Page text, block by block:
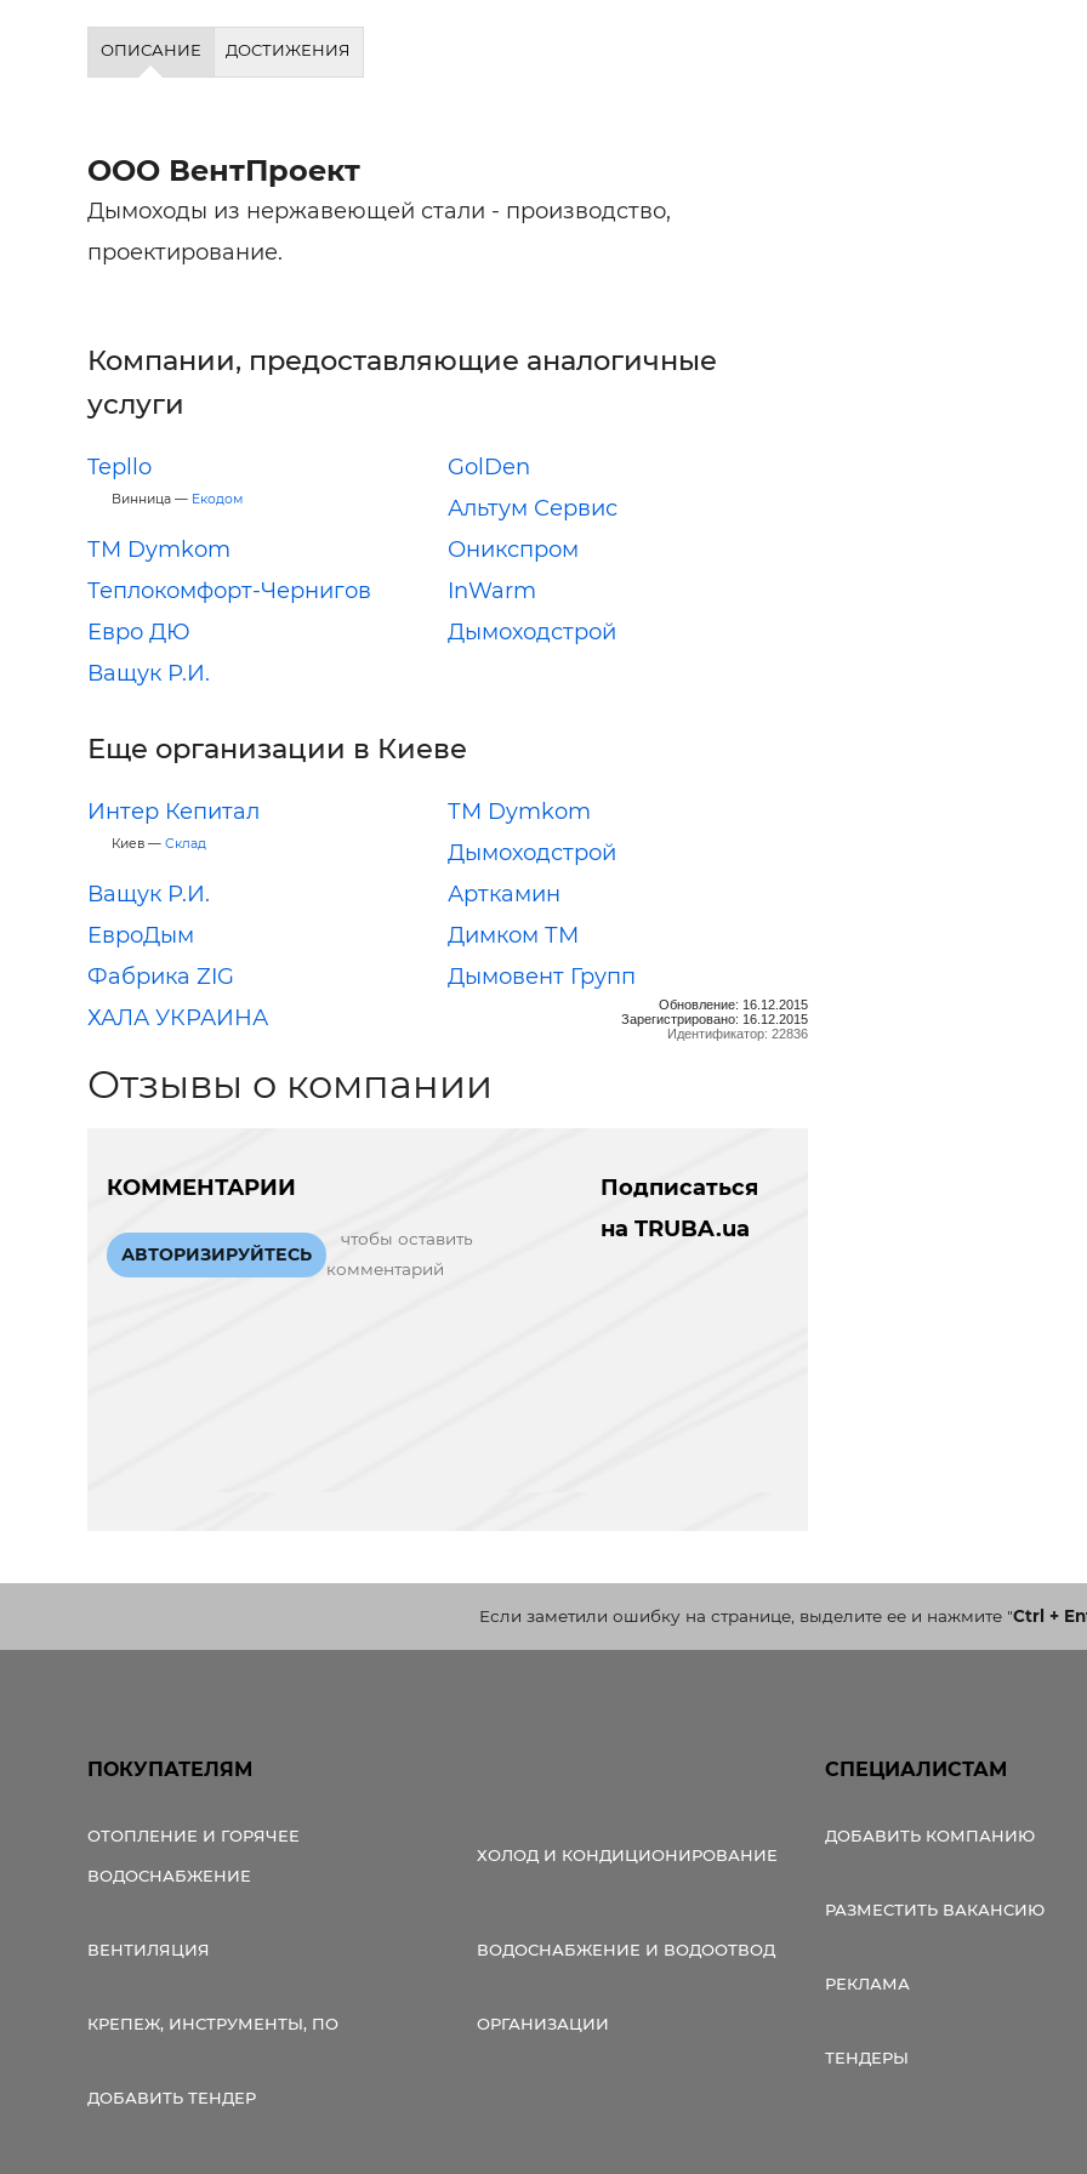
ОПИСАНИЕ ДОСТИЖЕНИЯ
ООО ВентПроект
Дымоходы из нержавеющей стали - производство,
проектирование.
Компании, предоставляющие аналогичные
услуги
Tepllo
Винница — Екодом
GolDen
Альтум Сервис
ТМ Dymkom
Оникспром
Теплокомфорт-Чернигов
InWarm
Евро ДЮ
Дымоходстрой
Ващук Р.И.
Еще организации в Киеве
Интер Кепитал
Киев — Склад
ТМ Dymkom
Дымоходстрой
Ващук Р.И.
Арткамин
ЕвроДым
Димком ТМ
Фабрика ZIG
Дымовент Групп
ХАЛА УКРАИНА
Обновление: 16.12.2015
Зарегистрировано: 16.12.2015
Идентификатор: 22836
Отзывы о компании
КОММЕНТАРИИ
АВТОРИЗИРУЙТЕСЬ
чтобы оставить
комментарий
Подписаться
на TRUBA.ua
Если заметили ошибку на странице, выделите ее и нажмите"Ctrl +
ПОКУПАТЕЛЯМ
ОТОПЛЕНИЕ И ГОРЯЧЕЕ
ВОДОСНАБЖЕНИЕ
ХОЛОД И КОНДИЦИОНИРОВАНИЕ
ВЕНТИЛЯЦИЯ ВОДОСНАБЖЕНИЕ И ВОДООТВОД
КРЕПЕЖ, ИНСТРУМЕНТЫ, ПО ОРГАНИЗАЦИИ
ДОБАВИТЬ ТЕНДЕР
СПЕЦИАЛИСТАМ
ДОБАВИТЬ КОМПАНИЮ
РАЗМЕСТИТЬ ВАКАНСИЮ
РЕКЛАМА
ТЕНДЕРЫ